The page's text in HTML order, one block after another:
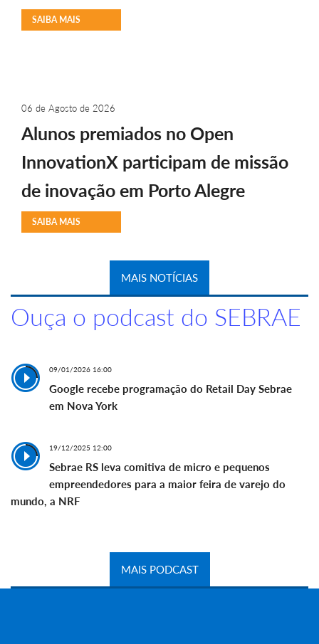
SAIBA MAIS
06 de Agosto de 2026
Alunos premiados no Open
InnovationX participam de missão
de inovação em Porto Alegre
SAIBA MAIS
MAIS NOTÍCIAS
Ouça o podcast do SEBRAE
09/01/2026 16:00
Google recebe programação do Retail Day Sebrae
em Nova York
19/12/2025 12:00
Sebrae RS leva comitiva de micro e pequenos
empreendedores para a maior feira de varejo do
mundo, a NRF
MAIS PODCAST